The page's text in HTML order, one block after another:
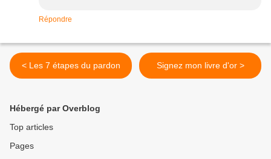
Répondre
< Les 7 étapes du pardon Signez mon livre d'or >
Hébergé par Overblog
Top articles
Pages